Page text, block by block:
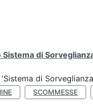
di
di
SCOMMESSE